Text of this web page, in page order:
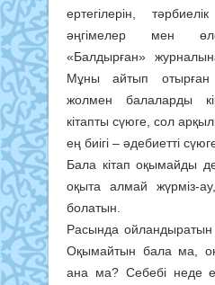
ертегілерін,
әңгімелер мен
«Балдырған»
Мұны айтып отырған
жолмен балаларды
кітапты сүюге, сол
ең биігі – әдебиетті
Бала кітап оқымайды
оқыта алмай жүрміз-
болатын.
Расында ойландыратын
Оқымайтын бала ма,
ана ма? Себебі неде